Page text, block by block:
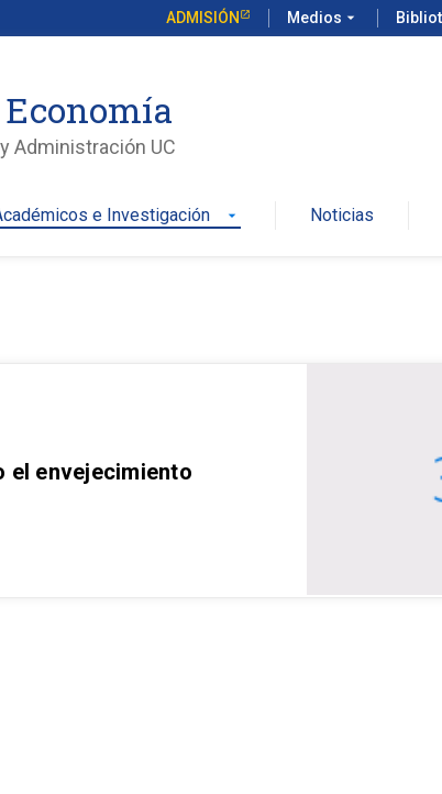
ADMISIÓN Medios arrow_drop_down
Administración UC
e Investigación arrow_drop_down Noticias
el envejecimiento